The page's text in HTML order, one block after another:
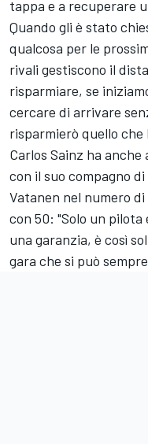
tappa e a recuperare
Quando gli è stato
qualcosa per le
rivali gestiscono il
risparmiare, se
cercare di arrivare
risparmierò quello che
Carlos Sainz ha
con il suo compagno
Vatanen nel numero
con 50: "Solo un
una garanzia, è così
gara che si può